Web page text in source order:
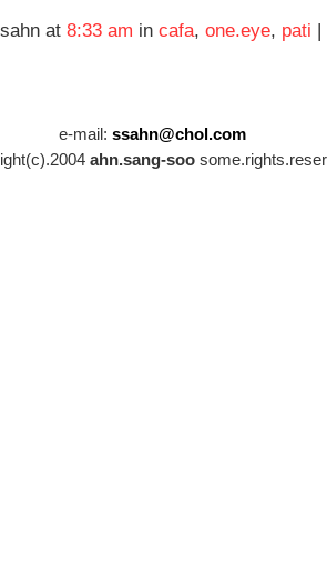
at 8:33 am in cafa, one.eye, pati |
e-mail: ssahn@chol.com
ahn.sang-soo